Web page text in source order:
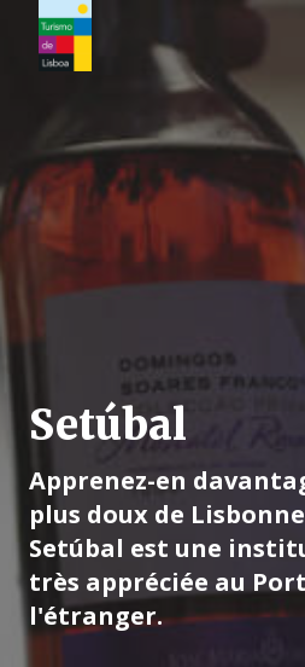
Logo de Turismo de Lisboa
Setúbal
Apprenez-en
plus doux de
Setúbal est une
très appréciée au
l'étranger.